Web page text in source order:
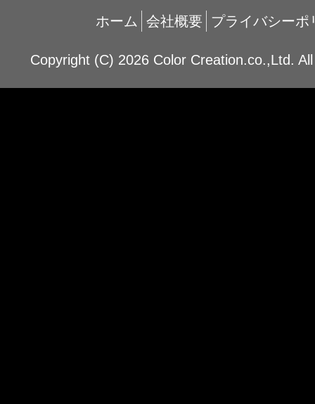
ホーム 会社概要 プライバシーポ
Copyright (C) 2026 Color Creation.co.,Ltd.